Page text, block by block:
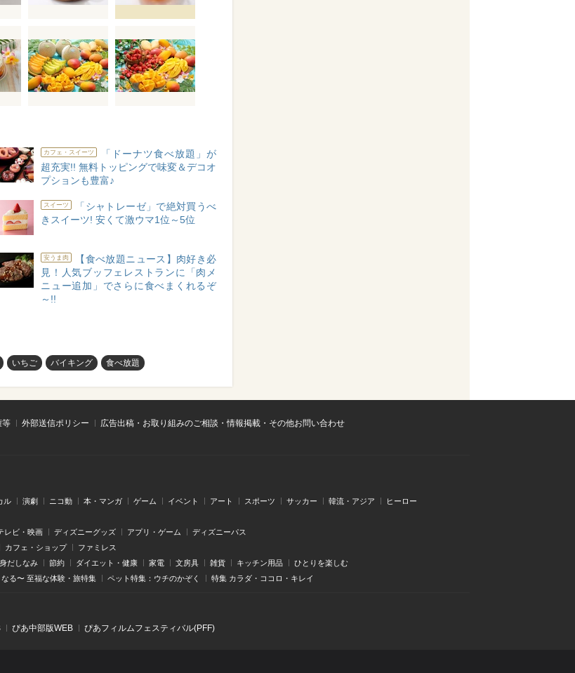
カフェ・スイーツ
「ドーナツ食べ放題」が
超充実!! 無料トッピングで味変＆デコオ
プションも豊富♪
スイーツ
「シャトレーゼ」で絶対買うべ
きスイーツ! 安くて激ウマ1位～5位
安うま肉
【食べ放題ニュース】肉好き必
見！人気ブッフェレストランに「肉メ
ニュー追加」でさらに食べまくれるぞ
～!!
いちご バイキング 食べ放題
等 外部送信ポリシー
広告出稿・お取り組みのご相談・情報掲載・その他お問い合わせ
ル 演劇 ニコ動 本・マンガ ゲーム イベント アート スポーツ サッカー 韓流・アジア ヒーロー
レビ・映画 ディズニーグッズ アプリ・ゲーム ディズニーパス
カフェ・ショップ ファミレス
だしなみ 節約 ダイエット・健康 家電 文房具 雑貨 キッチン用品 ひとりを楽しむ
る〜 至福な体験・旅特集 ペット特集：ウチのかぞく 特集 カラダ・ココロ・キレイ
ぴあ中部版WEB ぴあフィルムフェスティバル(PFF)